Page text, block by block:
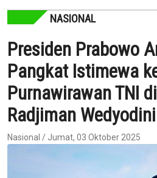
NASIONAL
Presiden Prabowo
Pangkat Istimewa
Purnawirawan TNI
Radjiman
Nasional / Jumat, 03 Oktober 2025